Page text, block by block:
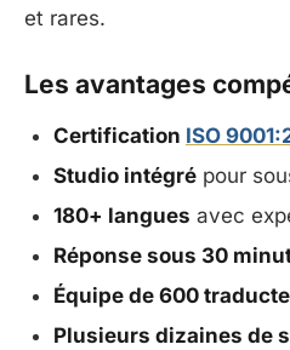
et rares.
Les avantages
Certification ISO
Studio intégré pour
180+ langues avec
Réponse sous 30
Équipe de 600
Plusieurs dizaines de